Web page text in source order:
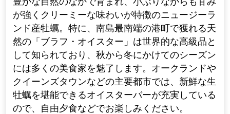
が強くクリーミーな味わいが特徴のニュージーラ
ンド産牡蠣。特に、南島最南端の港町で獲れる天
然の「ブラフ・オイスター」は世界的な高級品と
して知られており、秋から冬にかけてのシーズン
には多くの美食家を魅了します。オークランドや
クイーンズタウンなどの主要都市では、新鮮な生
牡蠣を堪能できるオイスターバーが充実している
ので、自由夕食などでお楽しみください。